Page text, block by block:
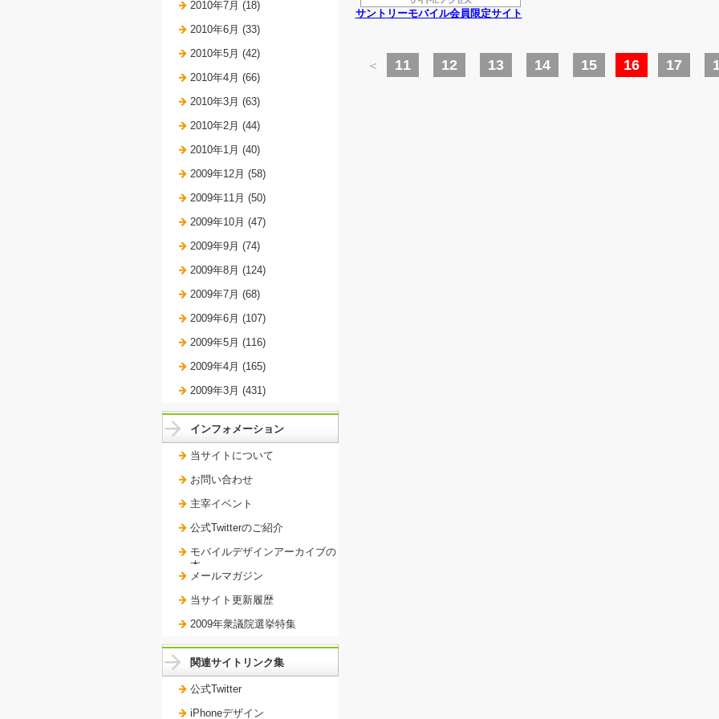
サントリーモバイル会員限定サイト
＜ 11 12 13 14 15 16 17
2010年7月 (18)
2010年6月 (33)
2010年5月 (42)
2010年4月 (66)
2010年3月 (63)
2010年2月 (44)
2010年1月 (40)
2009年12月 (58)
2009年11月 (50)
2009年10月 (47)
2009年9月 (74)
2009年8月 (124)
2009年7月 (68)
2009年6月 (107)
2009年5月 (116)
2009年4月 (165)
2009年3月 (431)
インフォメーション
当サイトについて
お問い合わせ
主宰イベント
公式Twitterのご紹介
モバイルデザインアーカイブの
本。
メールマガジン
当サイト更新履歴
2009年衆議院選挙特集
関連サイトリンク集
公式Twitter
iPhoneデザイン